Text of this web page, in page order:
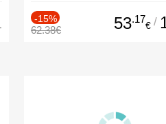
-15%
62.38€ 53.17
€ /